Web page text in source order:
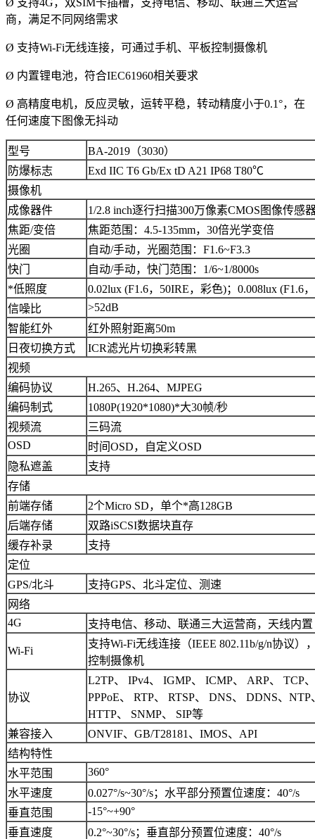
商，满足不同网络需求
Ø 支持Wi-Fi无线连接，可通过手机、平板控制摄像机
Ø 内置锂电池，符合IEC61960相关要求
Ø 高精度电机，反应灵敏，运转平稳，转动精度小于0.1°，在
任何速度下图像无抖动
型号
BA-2019（3030）
防爆标志
Exd IIC T6 Gb/Ex tD A21 IP68 T80℃
摄像机
成像器件
1/2.8 inch逐行扫描300万像素CMOS图像传感
焦距/变倍
焦距范围：4.5-135mm，30倍光学变倍
光圈
自动/手动，光圈范围：F1.6~F3.3
快门
自动/手动，快门范围：1/6~1/8000s
*低照度
0.02lux (F1.6，50IRE，彩色)；0.008lux (F1.6
信噪比
>52dB
智能红外
红外照射距离50m
日夜切换方式
ICR滤光片切换彩转黑
视频
编码协议
H.265、H.264、MJPEG
编码制式
1080P(1920*1080)*大30帧/秒
视频流
三码流
OSD
时间OSD，自定义OSD
隐私遮盖
支持
存储
前端存储
2个Micro SD，单个*高128GB
后端存储
双路iSCSI数据块直存
缓存补录
支持
定位
GPS/北斗
支持GPS、北斗定位、测速
网络
4G
支持电信、移动、联通三大运营商，天线内置
Wi-Fi
支持Wi-Fi无线连接（IEEE 802.11b/g/n协议）
控制摄像机
协议
L2TP、 IPv4、 IGMP、 ICMP、 ARP、 TCP
PPPoE、 RTP、 RTSP、 DNS、 DDNS、NTP
HTTP、 SNMP、 SIP等
兼容接入
ONVIF、GB/T28181、IMOS、API
结构特性
水平范围
360°
水平速度
0.027°/s~30°/s；水平部分预置位速度：40°/s
垂直范围
-15°~+90°
垂直速度
0.2°~30°/s；垂直部分预置位速度：40°/s